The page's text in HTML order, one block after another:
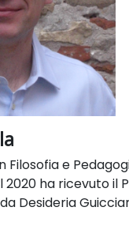
Filosofia e
2020 ha ricevuto il
Desideria